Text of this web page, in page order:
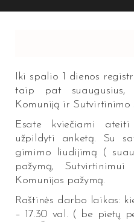
Iki spalio 1 dienos
taip pat
Komuniją ir Sutvirtinimo
Esate kviečiami
užpildyti anketą. Su
gimimo liudijimą (
pažymą,
Komunijos pažymą.
Raštinės darbo laikas:
– 17.30 val. ( be pietų